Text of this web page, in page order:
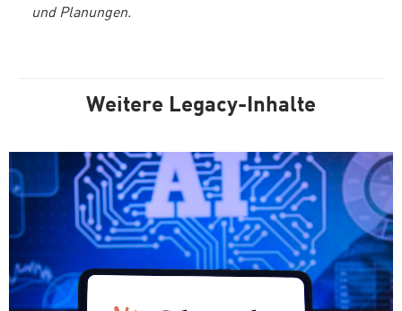
und Planungen.
Weitere Legacy-Inhalte